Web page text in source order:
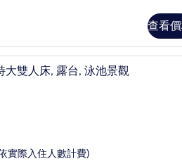
查看
Select Comfort 床墊、迷你
大雙人床, 露台, 泳池景觀
實際入住人數計費)